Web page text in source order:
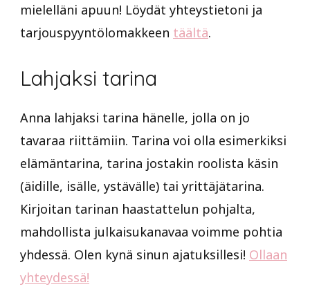
mielelläni apuun! Löydät yhteystietoni ja
tarjouspyyntölomakkeen täältä.
Lahjaksi tarina
Anna lahjaksi tarina hänelle, jolla on jo
tavaraa riittämiin. Tarina voi olla esimerkiksi
elämäntarina, tarina jostakin roolista käsin
(äidille, isälle, ystävälle) tai yrittäjätarina.
Kirjoitan tarinan haastattelun pohjalta,
mahdollista julkaisukanavaa voimme pohtia
yhdessä. Olen kynä sinun ajatuksillesi! Ollaan
yhteydessä!